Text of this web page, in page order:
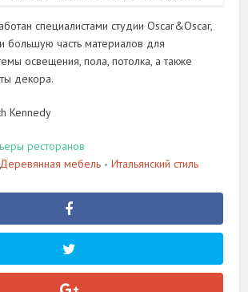
специалистами студии Oscar&Oscar,
большую часть материалов для
освещения, пола, потолка, а также
декора.
Kennedy
ресторанов
Деревянная мебель • Итальянский стиль